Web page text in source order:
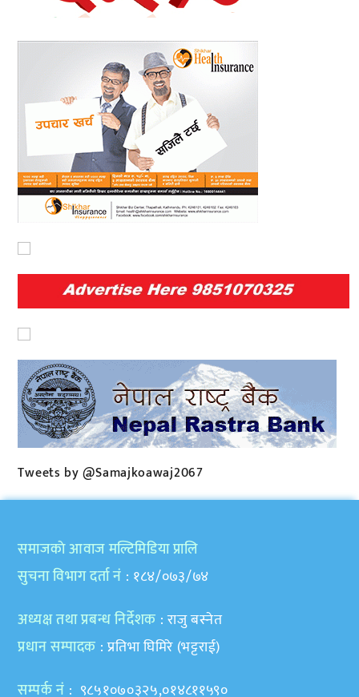
Tweets by @Samajkoawaj2067
समाजकाे आवाज मल्टिमिडिया प्रालि
सुचना विभाग दर्ता नं : १८४/०७३/७४
अध्यक्ष तथा प्रबन्ध निर्देशक : राजु बस्नेत
प्रधान सम्पादक : प्रतिभा घिमिरे (भट्टराई)
सम्पर्क नं : ९८५१०७०३२५,०१४८११५९०